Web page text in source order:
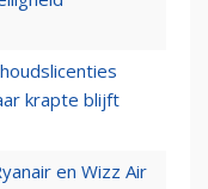
krapte blijft
en Wizz Air